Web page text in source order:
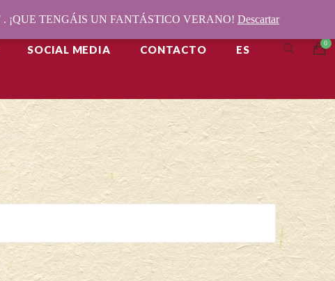
SOCIAL MEDIA CONTACTO ES
¡QUE TENGÁIS UN FANTÁSTICO VERANO! Descartar